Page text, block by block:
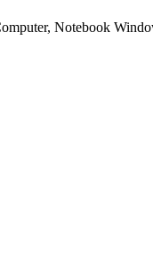
Notebook